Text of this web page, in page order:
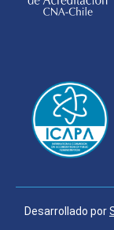
Desarrollado por